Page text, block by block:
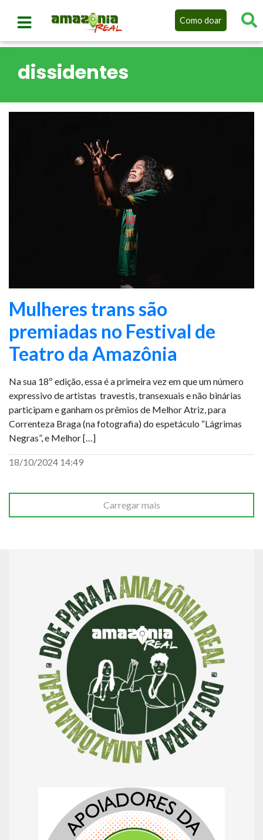
Como doar
dissidentes
Mulheres trans são
premiadas no Festival de
Teatro da Amazônia
Na sua 18º edição, essa é a primeira vez em que um número
expressivo de artistas travestis, transexuais e não binárias
participam e ganham os prêmios de Melhor Atriz, para
Correnteza Braga (na fotografia) do espetáculo “Lágrimas
Negras”, e Melhor […]
18/10/2024 14:49
Carregar mais